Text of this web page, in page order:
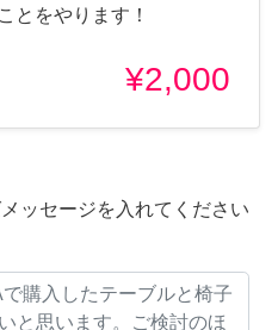
とをやります！
¥2,000
ッセージを入れてください